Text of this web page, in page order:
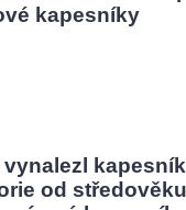
vynalezl
od středověku